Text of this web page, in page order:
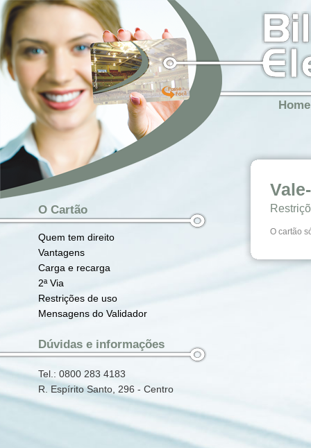
Home
O Cartão
Quem tem direito
Vantagens
Carga e recarga
2ª Via
Restrições de uso
Mensagens do Validador
Dúvidas e informações
Tel.: 0800 283 4183
R. Espírito Santo, 296 - Centro
O cartão